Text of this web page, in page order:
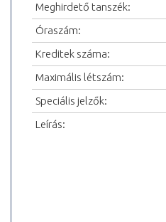
Meghirdető tanszék:
Óraszám:
Kreditek száma:
Maximális létszám:
Speciális jelzők:
Leírás: